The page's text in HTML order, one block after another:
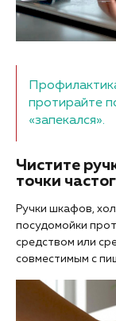
протирайте
«запекался».
Чистите
точки
Ручки шкафов,
посудомойки
средством или
совместимым с